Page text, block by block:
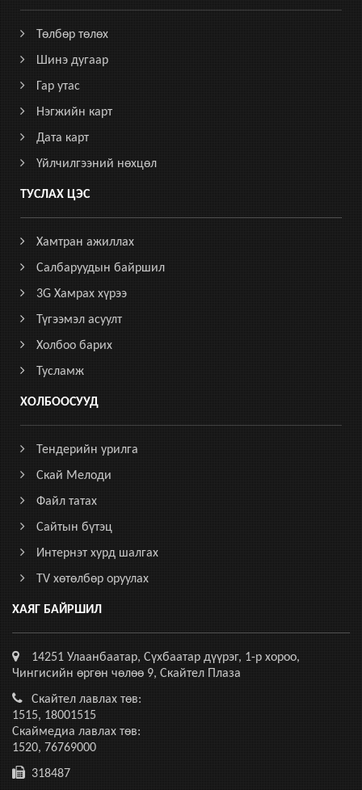
Төлбөр төлөх
Шинэ дугаар
Гар утас
Нэгжийн карт
Дата карт
Үйлчилгээний нөхцөл
ТУСЛАХ ЦЭС
Хамтран ажиллах
Салбаруудын байршил
3G Хамрах хүрээ
Түгээмэл асуулт
Холбоо барих
Тусламж
ХОЛБООСУУД
Тендерийн урилга
Скай Мелоди
Файл татах
Сайтын бүтэц
Интернэт хурд шалгах
TV хөтөлбөр оруулах
ХАЯГ БАЙРШИЛ
14251 Улаанбаатар, Сүхбаатар дүүрэг, 1-р хороо,
Чингисийн өргөн чөлөө 9, Скайтел Плаза
Скайтел лавлах төв:
1515, 18001515
Скаймедиа лавлах төв:
1520, 76769000
318487